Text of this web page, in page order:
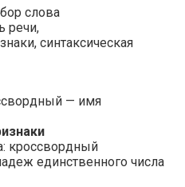
слова
речи,
синтаксическая
— имя
кроссвордный
единственного числа